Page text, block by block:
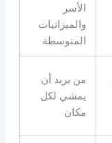
الأسر
والميزانيات
المتوسطة
من يريد أن
يمشي لكل
مكان